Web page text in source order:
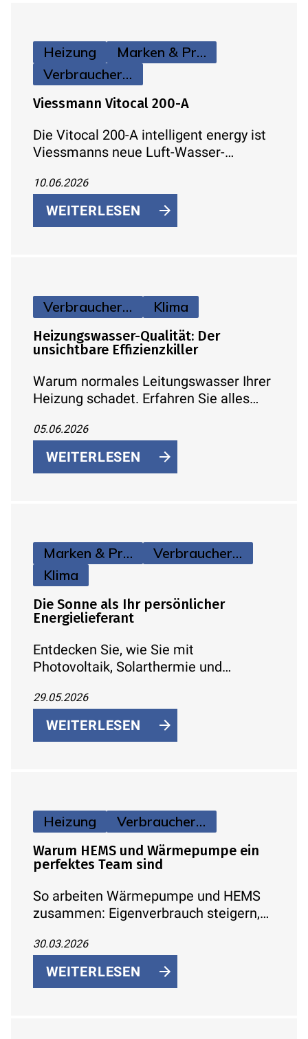
Heizung
Marken & Produkte
Verbraucherinfos
Viessmann Vitocal 200-A
Die Vitocal 200-A intelligent energy ist
Viessmanns neue Luft-Wasser-
Zweifamilienhäuser. Mit natürlichem
Kältemittel R290, bis zu 75 °C
Vorlauftemperatur und integrierter
10.06.2026
WEITERLESEN
Verbraucherinfos Klima
Heizungswasser-Qualität: Der
unsichtbare Effizienzkiller
Warum normales Leitungswasser Ihrer
Heizung schadet. Erfahren Sie alles
Sie Heizkosten durch
Wasseraufbereitung sparen können.
05.06.2026
WEITERLESEN
Marken & Produkte
Verbraucherinfos
Klima
Die Sonne als Ihr persönlicher
Energielieferant
Entdecken Sie, wie Sie mit
Photovoltaik, Solarthermie und
Strom und Wärme in Ihrem Zuhause
nutzen – inklusive
Fördermöglichkeiten.
29.05.2026
WEITERLESEN
Heizung Verbraucherinfos
Warum HEMS und Wärmepumpe ein
perfektes Team sind
So arbeiten Wärmepumpe und HEMS
zusammen: Eigenverbrauch steigern,
30.03.2026
WEITERLESEN